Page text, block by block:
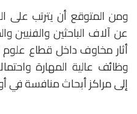
ومن المتوقع أن يترتب على
عن آلاف الباحثين والفنيين
أثار مخاوف داخل قطاع علوم
وظائف عالية المهارة
إلى مراكز أبحاث منافسة في